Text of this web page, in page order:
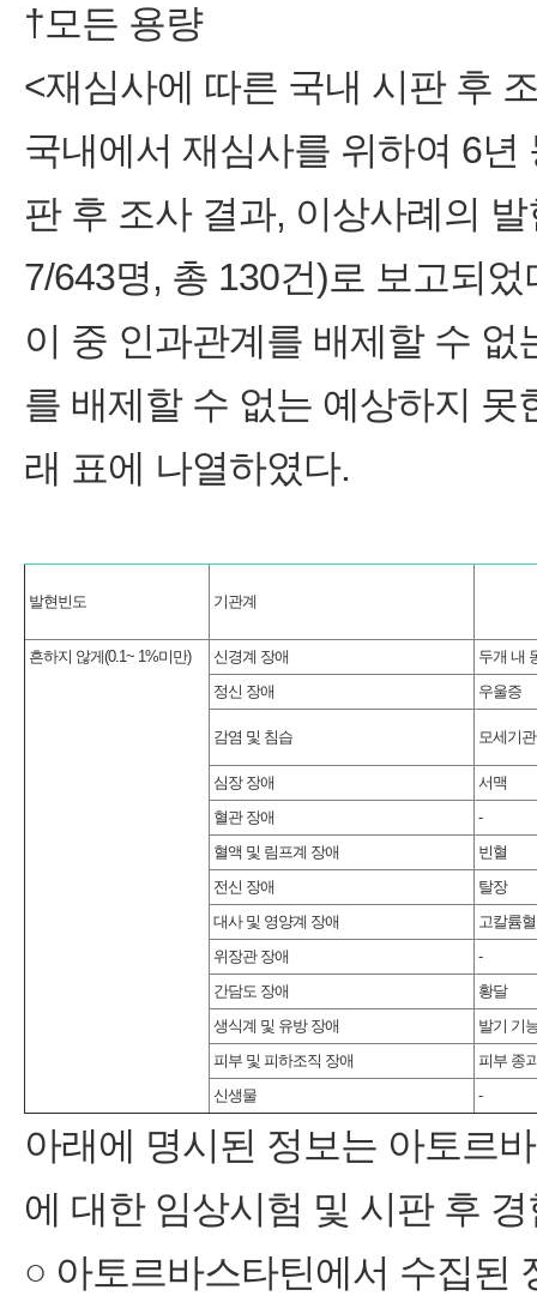
†모든 용량
<재심사에 따른 국내 시판 후
국내에서 재심사를 위하여 6
판 후 조사 결과, 이상사례의
7/643명, 총 130건)로 보고되었
이 중 인과관계를 배제할 수
를 배제할 수 없는 예상하지
래 표에 나열하였다.
발현빈도 기관계
흔하지 않게(0.1~ 1%미만) 신경계 장애
두개 내
정신 장애
우울증
감염 및 침습 모세기
심장 장애
서맥
혈관 장애
-
혈액 및 림프계 장애
빈혈
전신 장애
탈장
대사 및 영양계 장애
고칼륨
위장관 장애
-
간담도 장애
황달
생식계 및 유방 장애
발기 기
피부 및 피하조직 장애
피부 종
신생물
-
아래에 명시된 정보는 아토르
에 대한 임상시험 및 시판 후
○ 아토르바스타틴에서 수집된